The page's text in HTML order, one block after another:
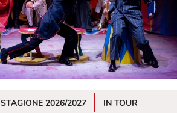
STAGIONE 2026/2027 IN TOUR